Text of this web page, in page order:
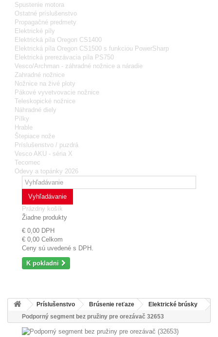
Spustenie motora
Ostatné príslušenstvo
Propagačné predmety
Elektrické píly
Elektrická píla Oregon CS1400
Elektrická píla Oregon CS1500 s funkciou PowerSharp
Elektrická prerezávacia píla PS750
Vesco/Archman - záhradné nožnice a náradie
Zahradné nožnice
Nožnice na živé ploty
Pákové vyvetvovacie nožnice
Teleskopické nožnice
Náhradné diely
Pílky
Hrable
Štepiace nože
Príslušenstvo / puzdrá
Vesco AKU - séria X
Tecomec
Odevy a topánky 2026
Vyhľadávanie
Prázdny košík
Žiadne produkty
€ 0,00 DPH
€ 0,00 Celkom
Ceny sú uvedené s DPH.
K pokladni
Príslušenstvo Brúsenie reťaze
Elektrické brúsky
Podporný segment bez pružiny pre orezávač 32653